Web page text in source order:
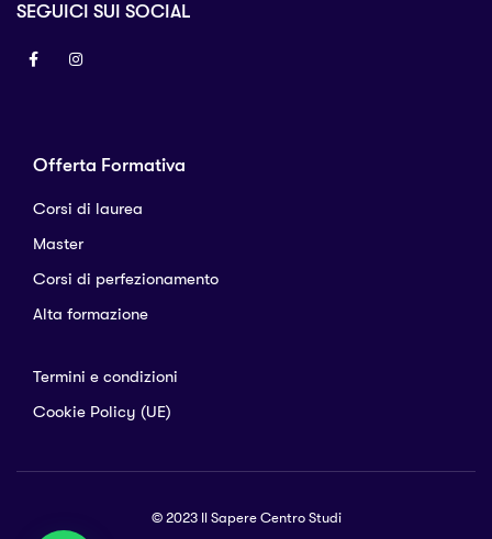
Offerta Formativa
Corsi di laurea
Master
Corsi di perfezionamento
Alta formazione
Termini e condizioni
Cookie Policy (UE)
SEGUICI SUI SOCIAL
© 2023 Il Sapere Centro Studi